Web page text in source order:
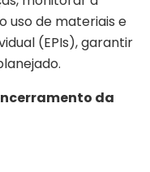
uso de materiais e
(EPIs), garantir
da